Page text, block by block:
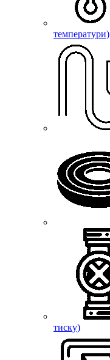
температури)
тиску)